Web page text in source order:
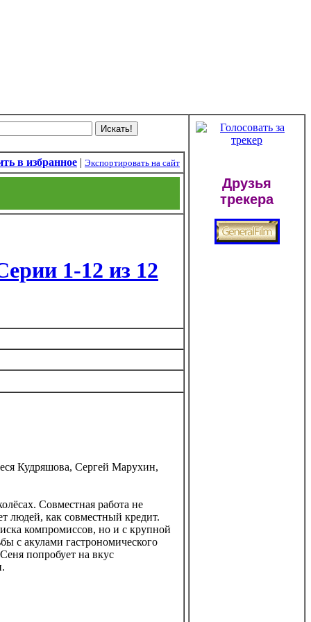
в избранное | Экспортировать на сайт
1-12 из 12
Кудряшова, Сергей Марухин,
Совместная работа не
людей, как совместный кредит.
компромиссов, но и с крупной
с акулами гастрономического
попробует на вкус
Друзья
трекера